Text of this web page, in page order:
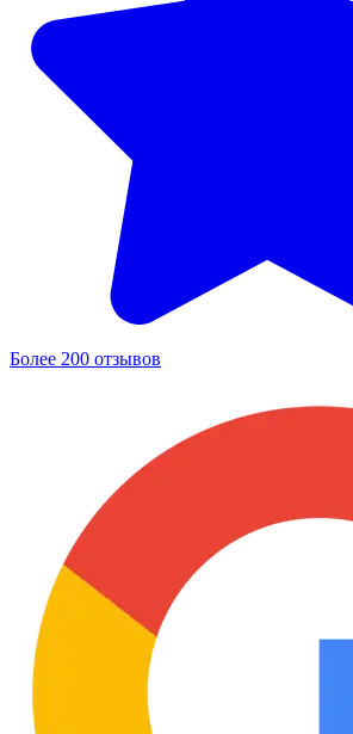
Более 200 отзывов